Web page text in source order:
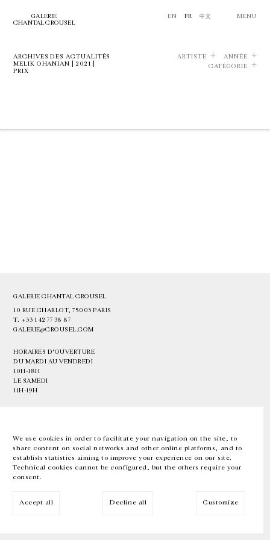
We use cookies in order to facilitate your navigation on the site, to
share content on social networks and other online platforms, and to
establish statistics aiming to improve your experience on our site.
Technical cookies cannot be configured, but the others require your
consent.
Accept all Decline all Customize
GALERIE
CHANTAL CROUSEL
EN FR 中文 MENU
ARCHIVES DES ACTUALITÉS
MELIK OHANIAN | 2021 |
PRIX
ARTISTE
ANNÉE
CATÉGORIE
GALERIE CHANTAL CROUSEL
10 RUE CHARLOT, 75003 PARIS
T. +33 1 42 77 38 87
GALERIE@CROUSEL.COM
HORAIRES D'OUVERTURE
DU MARDI AU VENDREDI
10H-18H
LE SAMEDI
11H-19H
EN FR 中文 Facebook Instagram
Inscrivez-vous à notre newsletter